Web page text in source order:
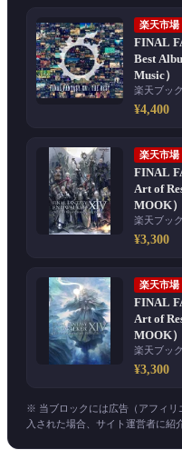
楽天市場
FINAL
Best
Music）
楽天ブッ
¥4,400
楽天市場
FINAL
Art of
MOOK）
楽天ブッ
¥3,300
楽天市場
FINAL
Art of
MOOK）
楽天ブッ
¥3,300
※ 当ブロックには広告（アフィリ
入された場合、サイト運営者に紹